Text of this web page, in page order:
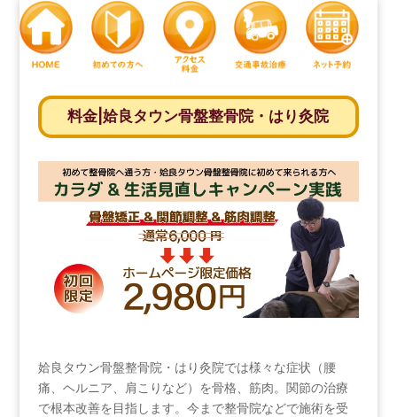
料金|姶良タウン骨盤整骨院・はり灸院
姶良タウン骨盤整骨院・はり灸院では様々な症状（腰
痛、ヘルニア、肩こりなど）を骨格、筋肉。関節の治療
で根本改善を目指します。今まで整骨院などで施術を受